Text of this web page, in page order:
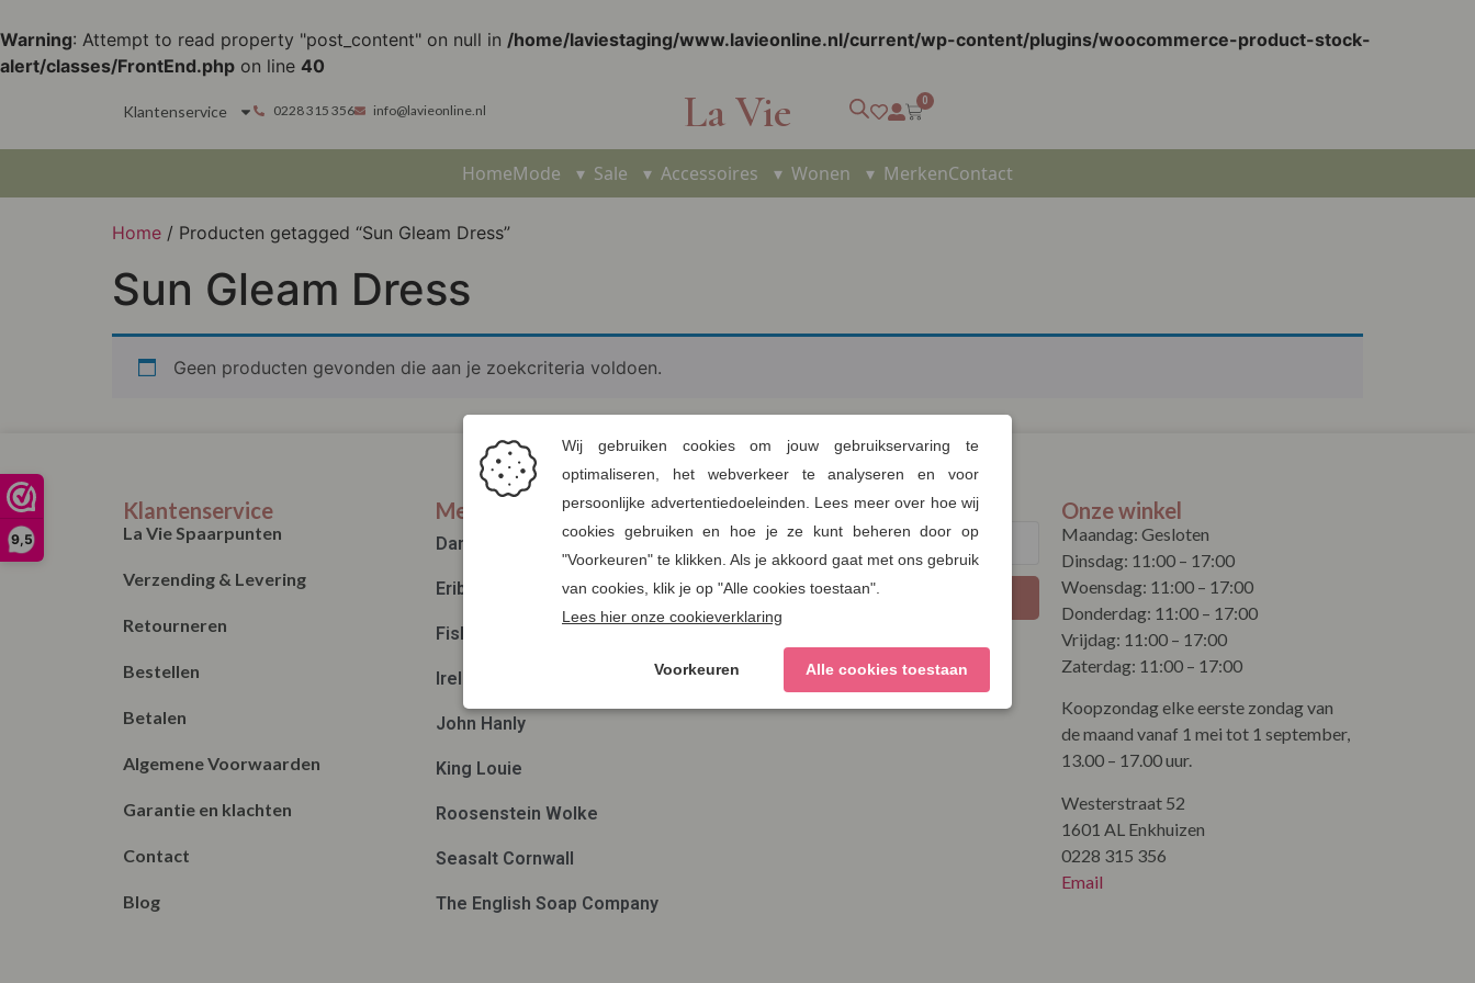
9,5
Warning: Attempt to read property "post_content" on null in /home/laviestaging/www.lavieonline.nl/current/wp-content/plugins/woocommerce-product-stock-
alert/classes/FrontEnd.php on line 40
Klantenservice 0228 315 356 info@lavieonline.nl La Vie 0
HomeMode ▾ Sale ▾ Accessoires ▾ Wonen ▾ MerkenContact
Home / Producten getagged “Sun Gleam Dress”
Sun Gleam Dress
Geen producten gevonden die aan je zoekcriteria voldoen.
Klantenservice
La Vie Spaarpunten
Verzending & Levering
Retourneren
Bestellen
Betalen
Algemene Voorwaarden
Garantie en klachten
Contact
Blog
Merken
Danefae
Eribé
Fisherman out of Ireland
Irelands Eye
John Hanly
King Louie
Roosenstein Wolke
Seasalt Cornwall
The English Soap Company
Nieuwsbrief
Verzenden
Onze winkel
Maandag: Gesloten
Dinsdag: 11:00 – 17:00
Woensdag: 11:00 – 17:00
Donderdag: 11:00 – 17:00
Vrijdag: 11:00 – 17:00
Zaterdag: 11:00 – 17:00
Koopzondag elke eerste zondag van
de maand vanaf 1 mei tot 1 september,
13.00 – 17.00 uur.
Westerstraat 52
1601 AL Enkhuizen
0228 315 356
Email